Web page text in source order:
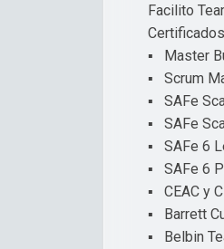
Facilito
▪ Master
▪ Scrum
▪ SAFe
▪ SAFe
▪ SAFe 6
▪ SAFe 6
▪ CEAC y
▪ Barrett
▪ Belbin